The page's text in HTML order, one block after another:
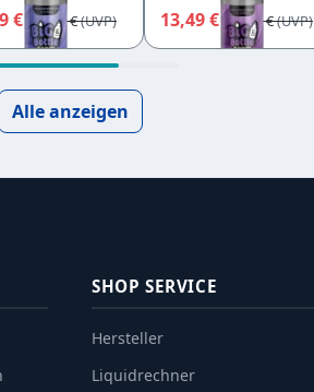
Flavours
€ 14,95 €
Big Bottle
Flavours
13,49 € 14,95 €
Alle anzeigen
SHOP SERVICE
Hersteller
Liquidrechner